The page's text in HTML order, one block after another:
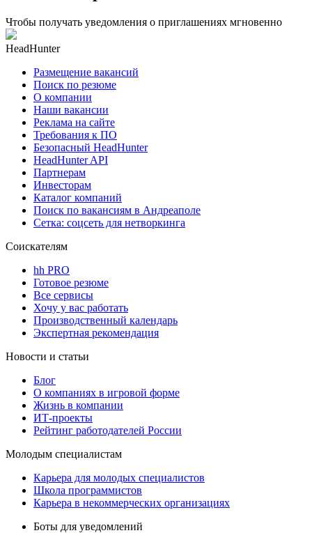
Чтобы получать уведомления о приглашениях мгновенно
HeadHunter
Размещение вакансий
Поиск по резюме
О компании
Наши вакансии
Реклама на сайте
Требования к ПО
Безопасный HeadHunter
HeadHunter API
Партнерам
Инвесторам
Каталог компаний
Поиск по вакансиям в Андреаполе
Сетка: соцсеть для нетворкинга
Соискателям
hh PRO
Готовое резюме
Все сервисы
Хочу у вас работать
Производственный календарь
Экспертная рекомендация
Новости и статьи
Блог
О компаниях в игровой форме
Жизнь в компании
ИТ-проекты
Рейтинг работодателей России
Молодым специалистам
Карьера для молодых специалистов
Школа программистов
Карьера в некоммерческих организациях
Боты для уведомлений